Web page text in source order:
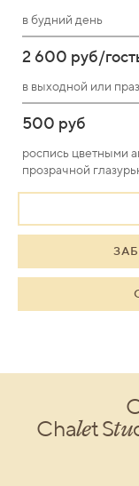
в будний день
2 600 руб/
в выходной или
500 руб
роспись цветными
прозрачной
Chalet Stu